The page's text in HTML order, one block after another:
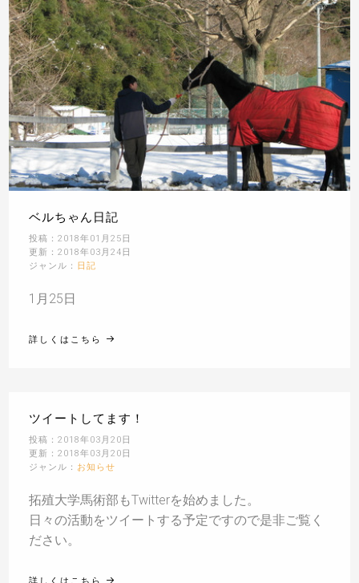
ベルちゃん日記
投稿：2018年01月25日
更新：2018年03月24日
ジャンル： 日記
1月25日
詳しくはこちら
ツイートしてます！
投稿：2018年03月20日
更新：2018年03月20日
ジャンル： お知らせ
拓殖大学馬術部もTwitterを始めました。
日々の活動をツイートする予定ですので是非ご覧く
ださい。